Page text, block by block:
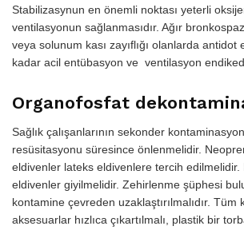
Stabilizasynun en önemli noktası yeterli
ventilasyonun sağlanmasıdır. Ağır
veya solunum kası zayıflığı olanlarda
kadar acil entübasyon ve ventilasyon
Organofosfat
Sağlık çalışanlarının sekonder
resüsitasyonu süresince önlenmelidir.
eldivenler lateks eldivenlere tercih
eldivenler giyilmelidir. Zehirlenme şüphesi
kontamine çevreden uzaklaştırılmalıdır. Tüm
aksesuarlar hızlıca çıkartılmalı, plastik bir